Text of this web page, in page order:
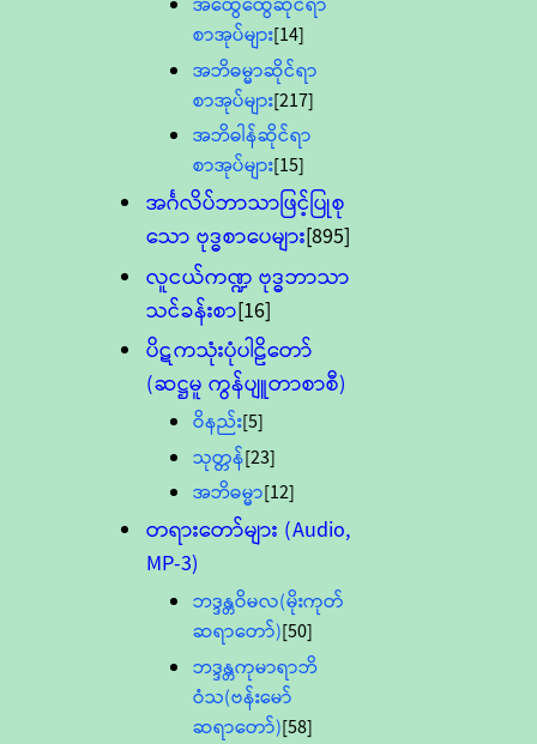
စာအုပ်များ[14]
အဘိဓမ္မာဆိုင်ရာ
စာအုပ်များ[217]
အဘိဓါန်ဆိုင်ရာ
စာအုပ်များ[15]
အင်္ဂလိပ်ဘာသာဖြင့်ပြုစု
သော ဗုဒ္ဓစာပေများ[895]
လူငယ်ကဏ္ဍ ဗုဒ္ဓဘာသာ
သင်ခန်းစာ[16]
ပိဋကသုံးပုံပါဠိတော်
(ဆဋ္ဌမူ ကွန်ပျူတာစာစီ)
ဝိနည်း[5]
သုတ္တန်[23]
အဘိဓမ္မာ[12]
တရားတော်များ (Audio,
MP-3)
ဘဒ္ဒန္တဝိမလ(မိုးကုတ်
ဆရာတော်)[50]
ဘဒ္ဒန္တကုမာရာဘိ
ဝံသ(ဗန်းမော်
ဆရာတော်)[58]